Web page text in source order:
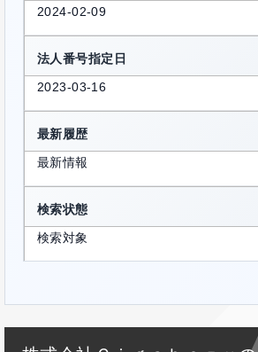
2024-02-09
法人番号指定日
2023-03-16
最新履歴
最新情報
検索状態
検索対象